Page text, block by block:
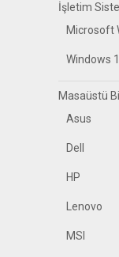
İşletim
Microsoft
Windows
Masaüstü
Asus
Dell
HP
Lenovo
MSI